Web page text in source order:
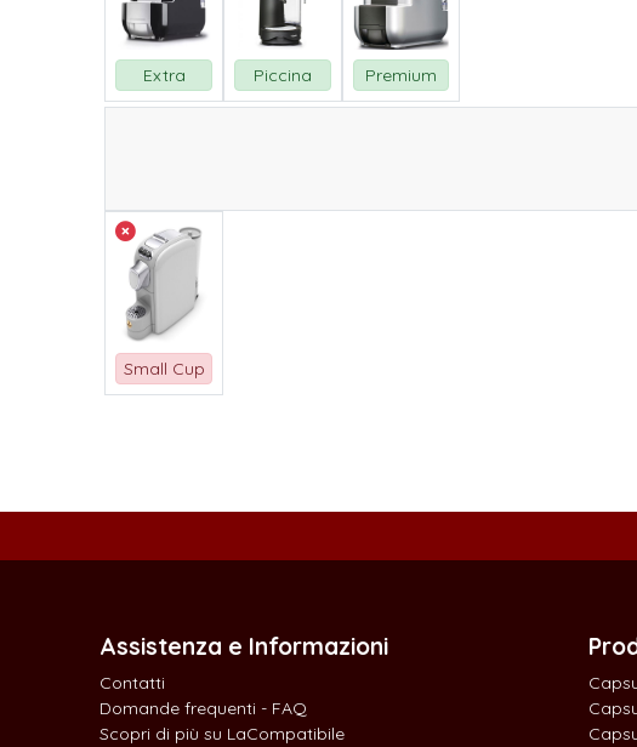
Extra Piccina Premium
Small Cup
Assistenza e Informazioni
Contatti
Domande frequenti - FAQ
Scopri di più su LaCompatibile